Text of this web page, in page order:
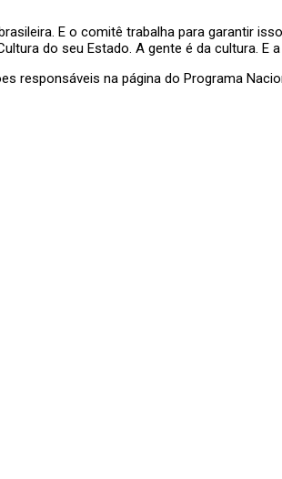
E o comitê trabalha para garantir
do seu Estado. A gente é da cultura. E a
na página do Programa